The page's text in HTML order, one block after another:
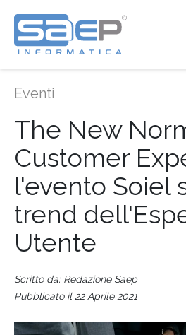
Eventi
The New
Customer
l'evento Soiel
trend
Utente
Scritto da: Redazione Saep
Pubblicato il 22 Aprile 2021